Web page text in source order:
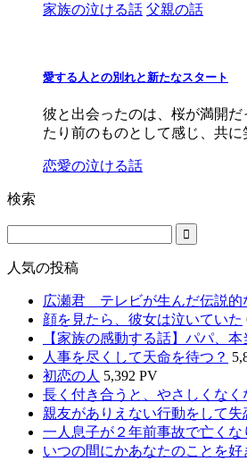
家族の泣ける話 父親の話
愛する人との別れと新たなスタート
彼と出会ったのは、桜が満開
たり前のものとして感じ、共に
恋愛の泣ける話
検索
人気の投稿
広瀬君 テレビが生んだ伝説
顔を見たら、彼女は泣いていた
【家族の感動する話】パパ、
人事を尽くして天命を待つ？
初恋の人 5,392 PV
長く付き合うと、やさしくなく
親友がありえない行動をして失
一人息子が２年前事故で亡くな
いつの間にかあなたのことを好